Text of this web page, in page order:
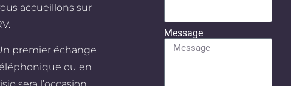
accueillons sur
premier échange
ou en
Message